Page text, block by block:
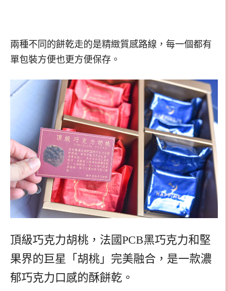
兩種不同的餅乾走的是精緻質感路線，每一個都有
單包裝方便也更方便保存。
頂級巧克力胡桃，法國PCB黑巧克力和堅
果界的巨星「胡桃」完美融合，是一款濃
郁巧克力口感的酥餅乾。